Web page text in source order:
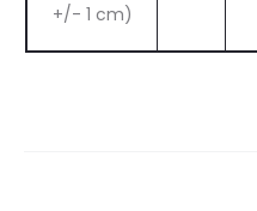
+/- 1 cm)